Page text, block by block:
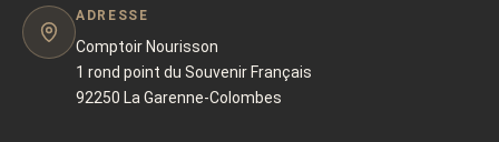
ADRESSE
Comptoir Nourisson
1 rond point du Souvenir Français
92250 La Garenne-Colombes